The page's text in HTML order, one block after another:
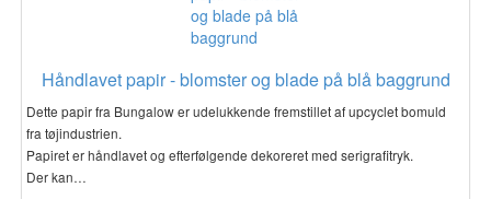
Håndlavet papir - blomster og blade på blå baggrund
Dette papir fra Bungalow er udelukkende fremstillet af upcyclet bomuld
fra tøjindustrien.
Papiret er håndlavet og efterfølgende dekoreret med serigrafitryk.
Der kan…